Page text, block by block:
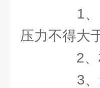
1、需
压力不得大
2、标
3、进